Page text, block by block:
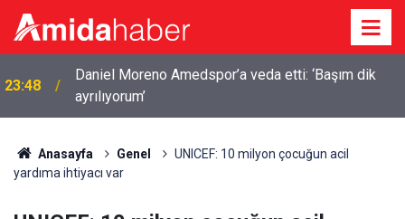
23:48
Daniel Moreno Amedspor’a veda etti: ‘Başım dik
ayrılıyorum’
Anasayfa Genel
UNICEF: 10 milyon çocuğun acil
yardıma ihtiyacı var